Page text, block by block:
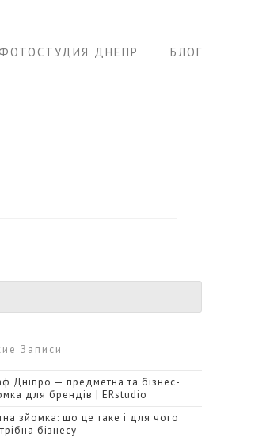
ДНЕПР БЛОГ
Записи
Дніпро — предметна та бізнес-
для брендів | ERstudio
зйомка: що це таке і для чого
бізнесу